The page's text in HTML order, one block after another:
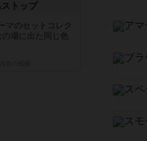
トップ
マのセットコレク
場に出た同じ色